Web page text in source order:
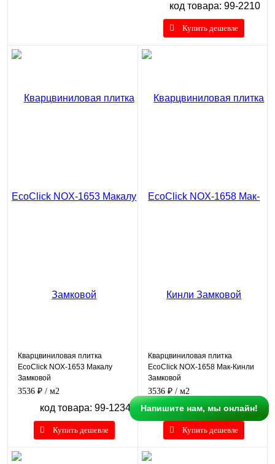
код товара: 99-2210
Купить дешевле
Кварцвиниловая плитка
EcoClick NOX-1653 Макалу
Замковой
3536 ₽ / м2
код товара: 99-1234
Купить дешевле
Кварцвиниловая плитка
EcoClick NOX-1658 Мак-Кинли
Замковой
3536 ₽ / м2
код товара: 99-1235
Купить дешевле
Напишите нам, мы онлайн!